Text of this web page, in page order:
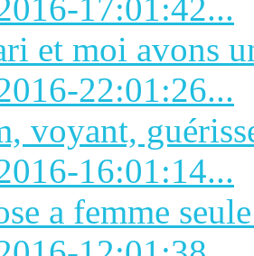
17:01:42...
et moi avons
22:01:26...
voyant,
16:01:14...
a femme